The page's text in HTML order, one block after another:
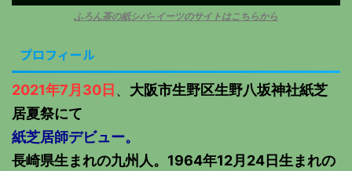
ふろん茶の紙シバ−イーツのサイトはこちらから
プロフィール
2021年7月30日、 大阪市生野区生野八坂神社紙芝
居夏祭にて
紙芝居師デビュー。
長崎県生まれの九州人。1964年12月24日生まれの